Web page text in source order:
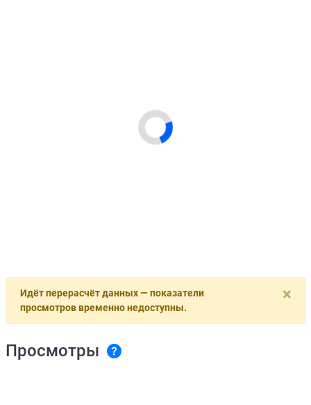
×
Идёт перерасчёт данных — показатели
просмотров временно недоступны.
Просмотры